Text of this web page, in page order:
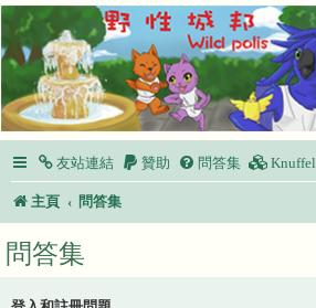
友站連結 贊助 問答集 Knuffel
主頁 問答集
問答集